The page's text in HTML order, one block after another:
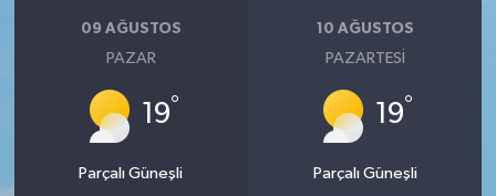
09 AĞUSTOS
PAZAR
19°
Parçalı Güneşli
10 AĞUSTOS
PAZARTESI
19°
Parçalı Güneşli